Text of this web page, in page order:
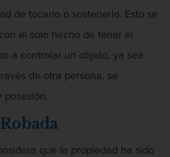
lascivos con un menor
Oral Forzada
indecente
Para Cometer Prostitución
de tocarlo o sostenerlo. Esto se
el sólo hecho de tener el
a controlar un objeto, ya sea
de otra persona, se
posesión.
que la propiedad ha sido